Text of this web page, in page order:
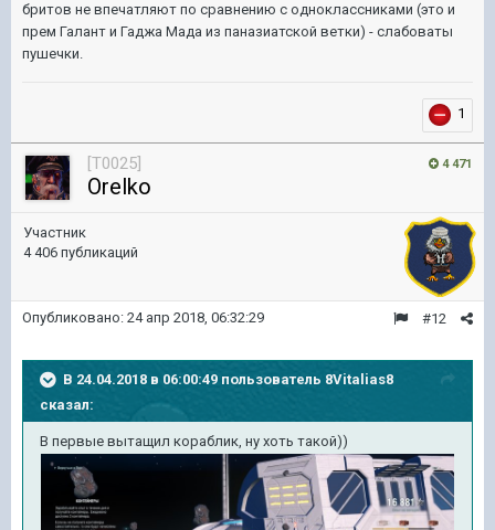
бритов не впечатляют по сравнению с одноклассниками (это и
прем Галант и Гаджа Мада из паназиатской ветки) - слабоваты
пушечки.
1
4 471
[T0025]
Orelko
Участник
4 406 публикаций
#12
Опубликовано: 24 апр 2018, 06:32:29
В 24.04.2018 в 06:00:49 пользователь 8Vitalias8
сказал:
В первые вытащил кораблик, ну хоть такой))